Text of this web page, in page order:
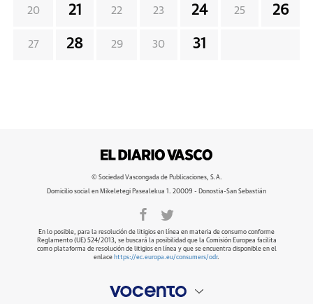
20 21 22 23 24 25 26
27 28 29 30 31
© Sociedad Vascongada de Publicaciones, S.A.
Domicilio social en Mikeletegi Pasealekua 1. 20009 - Donostia-San Sebastián
En lo posible, para la resolución de litigios en línea en materia de consumo conforme
Reglamento (UE) 524/2013, se buscará la posibilidad que la Comisión Europea facilita
como plataforma de resolución de litigios en línea y que se encuentra disponible en el
enlace https://ec.europa.eu/consumers/odr.